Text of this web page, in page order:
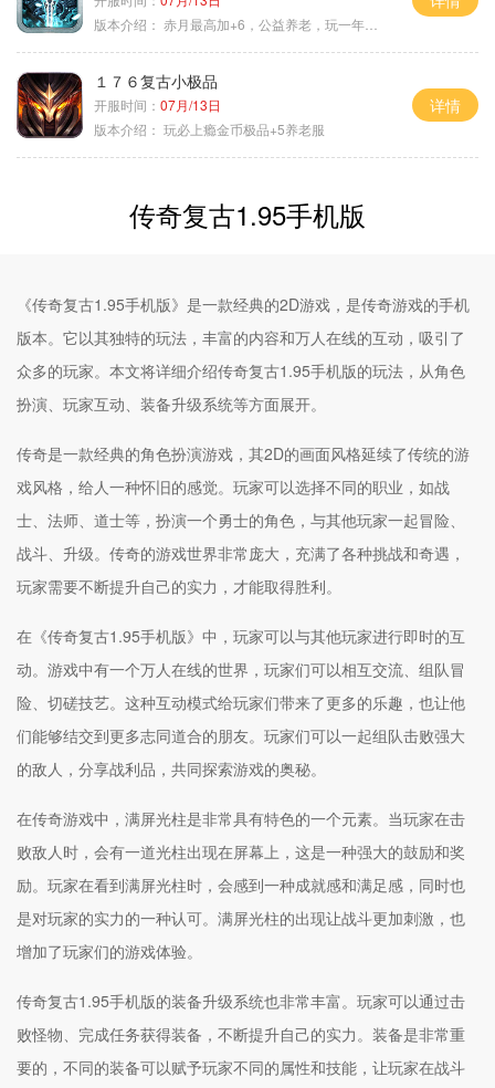
版本介绍： 赤月最高加+6，公益养老，玩一年不腻，屠龙
１７６复古小极品
开服时间： 07月/13日
版本介绍： 玩必上瘾金币极品+5养老服
详情
传奇复古1.95手机版
《传奇复古1.95手机版》是一款经典的2D游戏，是传奇游戏的手机
版本。它以其独特的玩法，丰富的内容和万人在线的互动，吸引了
众多的玩家。本文将详细介绍传奇复古1.95手机版的玩法，从角色
扮演、玩家互动、装备升级系统等方面展开。
传奇是一款经典的角色扮演游戏，其2D的画面风格延续了传统的游
戏风格，给人一种怀旧的感觉。玩家可以选择不同的职业，如战
士、法师、道士等，扮演一个勇士的角色，与其他玩家一起冒险、
战斗、升级。传奇的游戏世界非常庞大，充满了各种挑战和奇遇，
玩家需要不断提升自己的实力，才能取得胜利。
在《传奇复古1.95手机版》中，玩家可以与其他玩家进行即时的互
动。游戏中有一个万人在线的世界，玩家们可以相互交流、组队冒
险、切磋技艺。这种互动模式给玩家们带来了更多的乐趣，也让他
们能够结交到更多志同道合的朋友。玩家们可以一起组队击败强大
的敌人，分享战利品，共同探索游戏的奥秘。
在传奇游戏中，满屏光柱是非常具有特色的一个元素。当玩家在击
败敌人时，会有一道光柱出现在屏幕上，这是一种强大的鼓励和奖
励。玩家在看到满屏光柱时，会感到一种成就感和满足感，同时也
是对玩家的实力的一种认可。满屏光柱的出现让战斗更加刺激，也
增加了玩家们的游戏体验。
传奇复古1.95手机版的装备升级系统也非常丰富。玩家可以通过击
败怪物、完成任务获得装备，不断提升自己的实力。装备是非常重
要的，不同的装备可以赋予玩家不同的属性和技能，让玩家在战斗